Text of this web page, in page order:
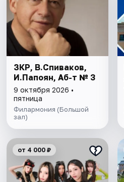
ЗКР, В.Спиваков,
И.Папоян, Аб-т № 3
9 октября 2026 •
пятница
Филармония (Большой
зал)
от 4 000 ₽